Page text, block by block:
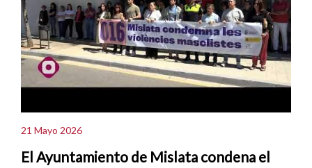
21 Mayo 2026
El Ayuntamiento de Mislata condena el